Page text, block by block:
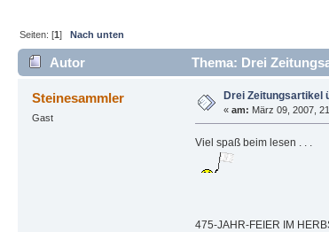
Seiten: [1]Nach unten
Autor Thema: Drei
Steinesammler
Gast
Drei Zeitungsartikel
« am: März 09, 2007,
Viel spaß beim lesen . . .
475-JAHR-FEIER IM